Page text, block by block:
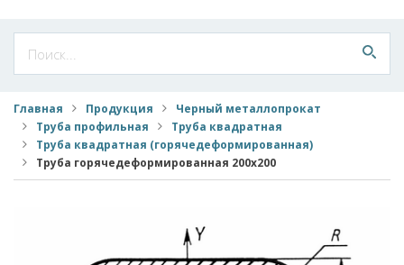
Главная Продукция
Черный металлопрокат
Труба профильная
Труба квадратная
Труба квадратная (горячедеформированная)
Труба горячедеформированная 200x200